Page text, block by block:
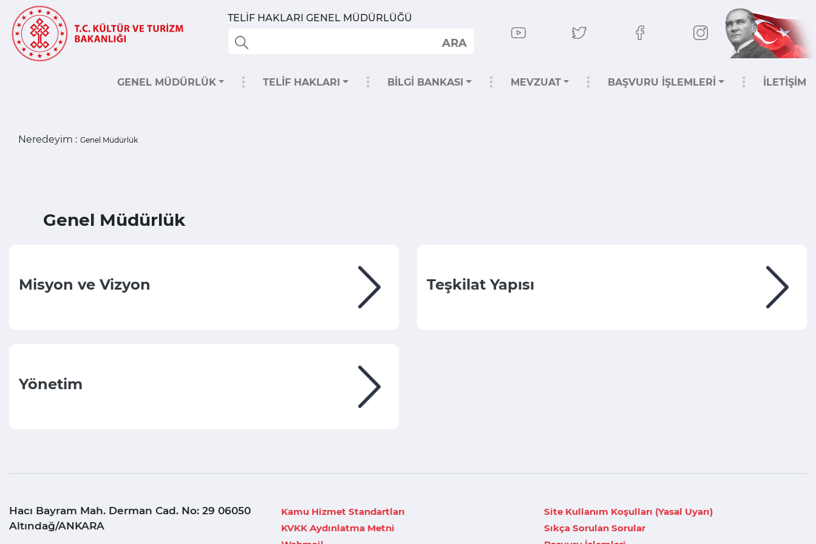
TELİF HAKLARI GENEL MÜDÜRLÜĞÜ
ARA
GENEL MÜDÜRLÜK TELİF HAKLARI BİLGİ BANKASI MEVZUAT BAŞVURU İŞLEMLERİ İLETİŞİM
Neredeyim : Genel Müdürlük
Genel Müdürlük
Misyon ve Vizyon Teşkilat Yapısı
Yönetim
Hacı Bayram Mah. Derman Cad. No: 29 06050
Altındağ/ANKARA
Kamu Hizmet Standartları
Site Kullanım Koşulları (Yasal Uyarı)
KVKK Aydınlatma Metni
Sıkça Sorulan Sorular